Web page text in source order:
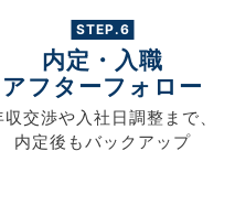
STEP.6
内定・入職
アフターフォロー
収交渉や入社日調整まで、
内定後もバックアップ